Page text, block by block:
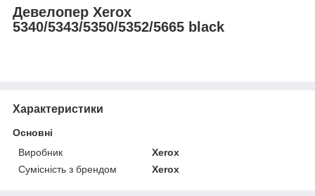
Девелопер Xerox
5340/5343/5350/5352/5665 black
Характеристики
Основні
Виробник
Xerox
Сумісність з брендом
Xerox